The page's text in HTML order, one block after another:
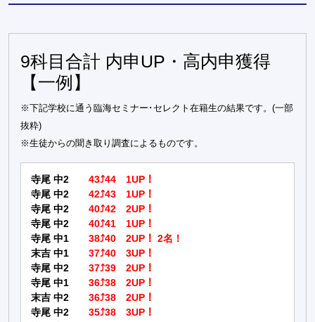
9科目合計 内申UP・高内申獲得
【一例】
※下記学校に通う臨海セミナー･セレクト在籍生の結果です。(一部
抜粋)
※生徒からの聞き取り調査によるものです。
寺尾 中2
43⤴44 1UP！
寺尾 中2
42⤴43 1UP！
寺尾 中2
40⤴42 2UP！
寺尾 中2
40⤴41 1UP！
寺尾 中1
38⤴40 2UP！ 2名！
末吉 中1
37⤴40 3UP！
寺尾 中2
37⤴39 2UP！
寺尾 中1
36⤴38 2UP！
末吉 中2
36⤴38 2UP！
寺尾 中2
35⤴38 3UP！